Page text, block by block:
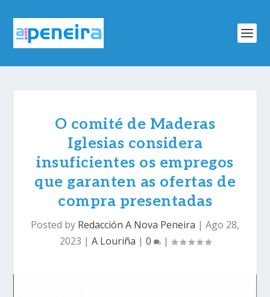
O comité de Maderas
Iglesias considera
insuficientes os empregos
que garanten as ofertas de
compra presentadas
Posted by Redacción A Nova Peneira | Ago 28,
2023 | A Louriña | 0 |